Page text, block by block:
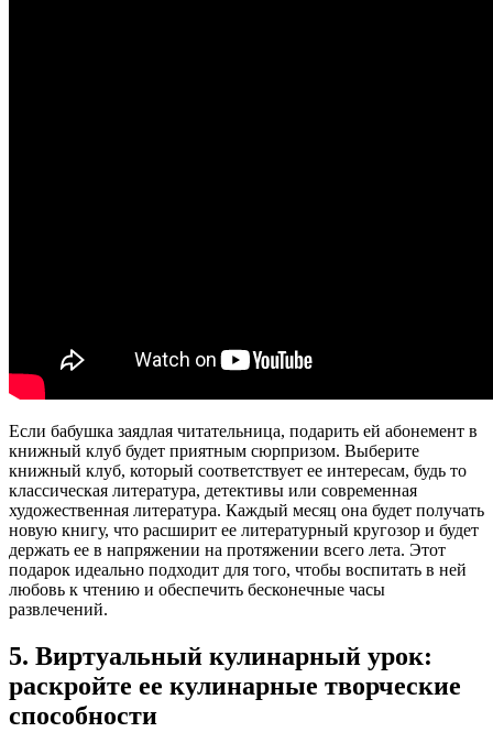
Если бабушка заядлая читательница, подарить ей абонемент в
книжный клуб будет приятным сюрпризом. Выберите
книжный клуб, который соответствует ее интересам, будь то
классическая литература, детективы или современная
художественная литература. Каждый месяц она будет получать
новую книгу, что расширит ее литературный кругозор и будет
держать ее в напряжении на протяжении всего лета. Этот
подарок идеально подходит для того, чтобы воспитать в ней
любовь к чтению и обеспечить бесконечные часы
развлечений.
5. Виртуальный кулинарный урок:
раскройте ее кулинарные творческие
способности